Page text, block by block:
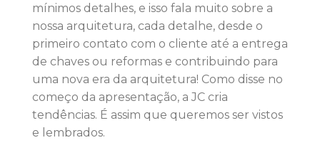
mínimos detalhes, e isso fala muito sobre a
nossa arquitetura, cada detalhe, desde o
primeiro contato com o cliente até a entrega
de chaves ou reformas e contribuindo para
uma nova era da arquitetura! Como disse no
começo da apresentação, a JC cria
tendências. É assim que queremos ser vistos
e lembrados.